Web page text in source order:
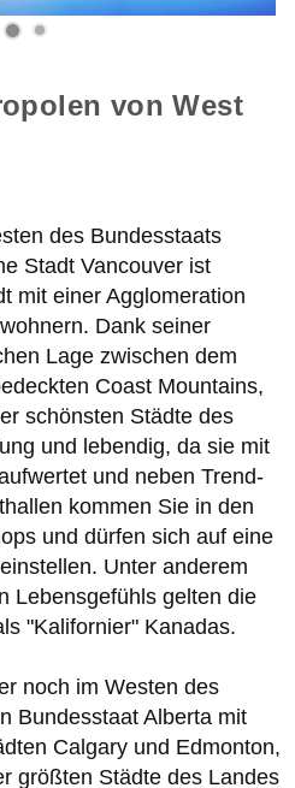
von West
des Bundesstaats
Stadt Vancouver ist
mit einer Agglomeration
Dank seiner
Lage zwischen dem
Coast Mountains,
schönsten Städte des
und lebendig, da sie mit
und neben Trend-
kommen Sie in den
und dürfen sich auf eine
Unter anderem
Lebensgefühls gelten die
noch im Westen des
Bundesstaat Alberta mit
Calgary und Edmonton,
größten Städte des Landes